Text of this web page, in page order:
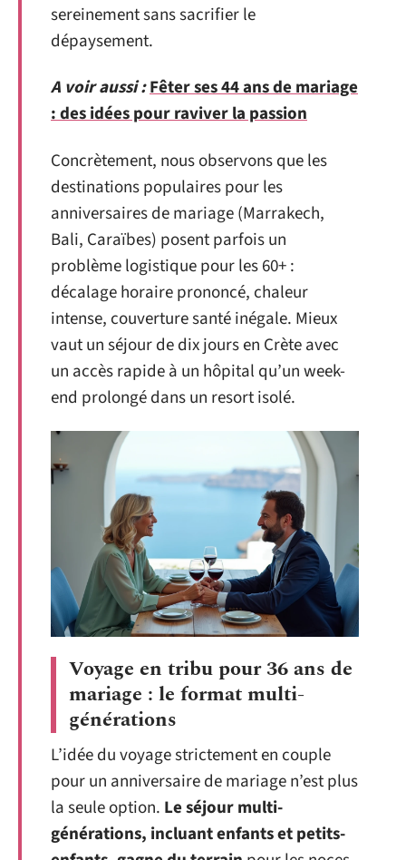
sereinement sans sacrifier le
dépaysement.
A voir aussi :Fêter ses 44 ans de mariage
: des idées pour raviver la passion
Concrètement, nous observons que les
destinations populaires pour les
anniversaires de mariage (Marrakech,
Bali, Caraïbes) posent parfois un
problème logistique pour les 60+ :
décalage horaire prononcé, chaleur
intense, couverture santé inégale. Mieux
vaut un séjour de dix jours en Crète avec
un accès rapide à un hôpital qu’un week-
end prolongé dans un resort isolé.
Voyage en tribu pour 36 ans de
mariage : le format multi-
générations
L’idée du voyage strictement en couple
pour un anniversaire de mariage n’est plus
la seule option. Le séjour multi-
générations, incluant enfants et petits-